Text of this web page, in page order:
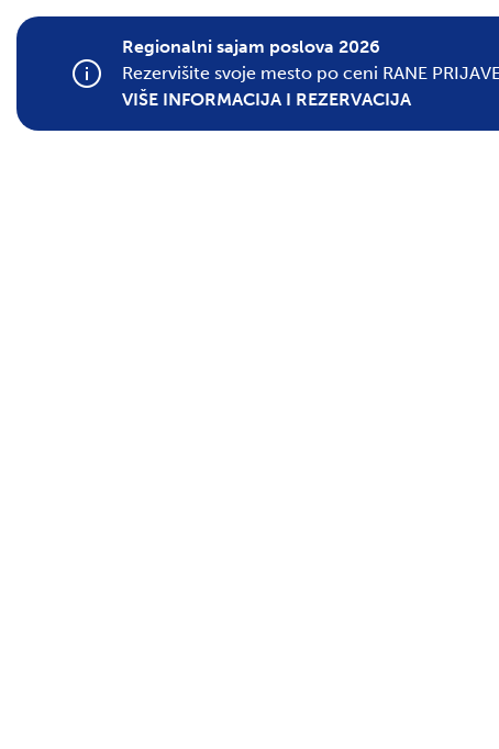
Regionalni sajam poslova 2026
Rezervišite svoje mesto po ceni RANE
VIŠE INFORMACIJA I REZERVACIJA